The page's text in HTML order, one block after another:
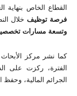
القطاع الخاص بنهاية
فرصة توظيف خلال
وتسعة مسارات
كما نشر مركز الأبحاث
الفترة، ركزت على
الجرائم المالية، وحفظ